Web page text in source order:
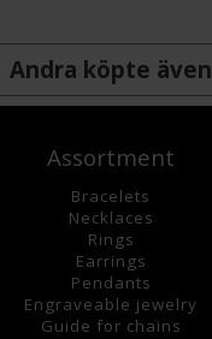
Andra köpte även
Assortment
Bracelets
Necklaces
Rings
Earrings
Pendants
Engraveable jewelry
Guide for chains